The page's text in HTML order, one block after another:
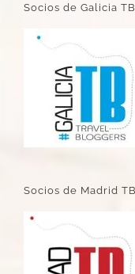
Socios de Galicia
Socios de Madrid